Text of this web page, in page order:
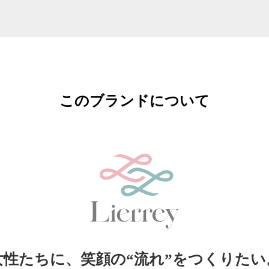
このブランドについて
性たちに、笑顔の“流れ”をつくりたい